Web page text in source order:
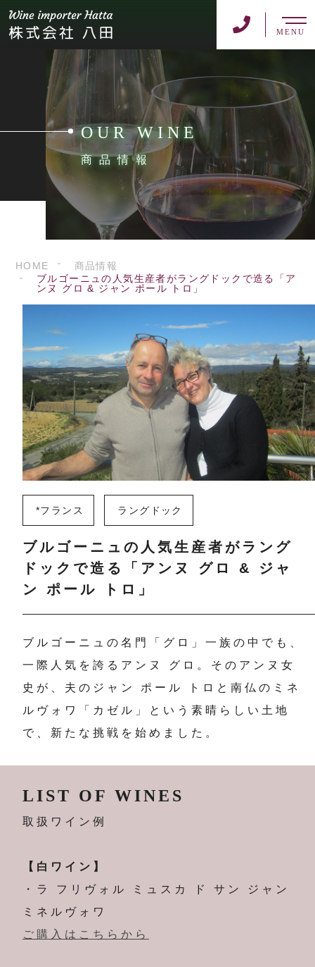
MENU
OUR WINE
商品情報
HOME
商品情報
ブルゴーニュの人気生産者がラングドックで造る「ア
ンヌ グロ & ジャン ポール トロ」
*フランス ラングドック
ブルゴーニュの人気生産者がラング
ドックで造る「アンヌ グロ & ジャ
ン ポール トロ」
ブルゴーニュの名門「グロ」一族の中でも、
一際人気を誇るアンヌ グロ。そのアンヌ女
史が、夫のジャン ポール トロと南仏のミネ
ルヴォワ「カゼル」という素晴らしい土地
で、新たな挑戦を始めました。
LIST OF WINES
取扱ワイン例
【白ワイン】
・ラ フリヴォル ミュスカ ド サン ジャン
ミネルヴォワ
ご購入はこちらから